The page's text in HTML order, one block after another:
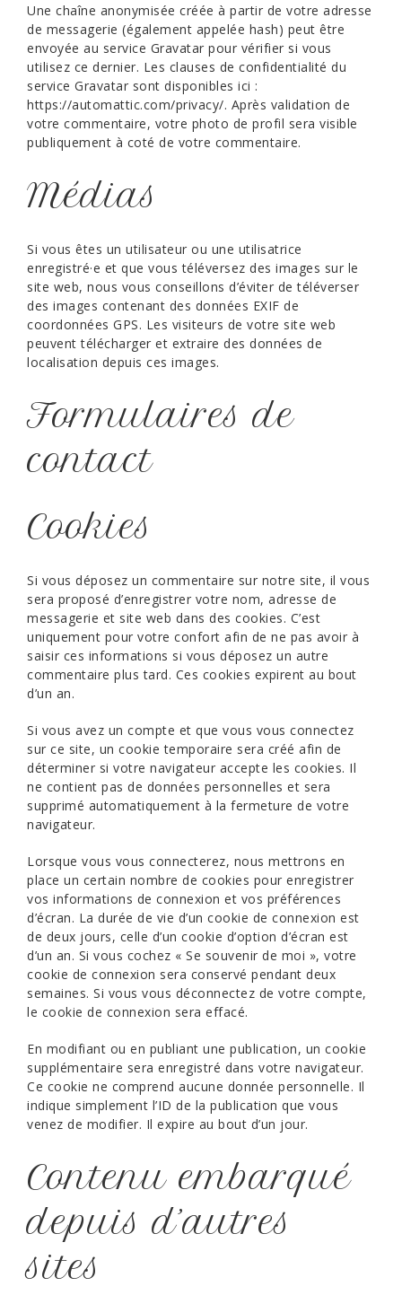
Une chaîne anonymisée créée à partir de votre adresse
de messagerie (également appelée hash) peut être
envoyée au service Gravatar pour vérifier si vous
utilisez ce dernier. Les clauses de confidentialité du
service Gravatar sont disponibles ici :
https://automattic.com/privacy/. Après validation de
votre commentaire, votre photo de profil sera visible
publiquement à coté de votre commentaire.
Médias
Si vous êtes un utilisateur ou une utilisatrice
enregistré·e et que vous téléversez des images sur le
site web, nous vous conseillons d’éviter de téléverser
des images contenant des données EXIF de
coordonnées GPS. Les visiteurs de votre site web
peuvent télécharger et extraire des données de
localisation depuis ces images.
Formulaires de
contact
Cookies
Si vous déposez un commentaire sur notre site, il vous
sera proposé d’enregistrer votre nom, adresse de
messagerie et site web dans des cookies. C’est
uniquement pour votre confort afin de ne pas avoir à
saisir ces informations si vous déposez un autre
commentaire plus tard. Ces cookies expirent au bout
d’un an.
Si vous avez un compte et que vous vous connectez
sur ce site, un cookie temporaire sera créé afin de
déterminer si votre navigateur accepte les cookies. Il
ne contient pas de données personnelles et sera
supprimé automatiquement à la fermeture de votre
navigateur.
Lorsque vous vous connecterez, nous mettrons en
place un certain nombre de cookies pour enregistrer
vos informations de connexion et vos préférences
d’écran. La durée de vie d’un cookie de connexion est
de deux jours, celle d’un cookie d’option d’écran est
d’un an. Si vous cochez « Se souvenir de moi », votre
cookie de connexion sera conservé pendant deux
semaines. Si vous vous déconnectez de votre compte,
le cookie de connexion sera effacé.
En modifiant ou en publiant une publication, un cookie
supplémentaire sera enregistré dans votre navigateur.
Ce cookie ne comprend aucune donnée personnelle. Il
indique simplement l’ID de la publication que vous
venez de modifier. Il expire au bout d’un jour.
Contenu embarqué
depuis d’autres
sites